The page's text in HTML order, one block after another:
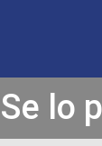
lo